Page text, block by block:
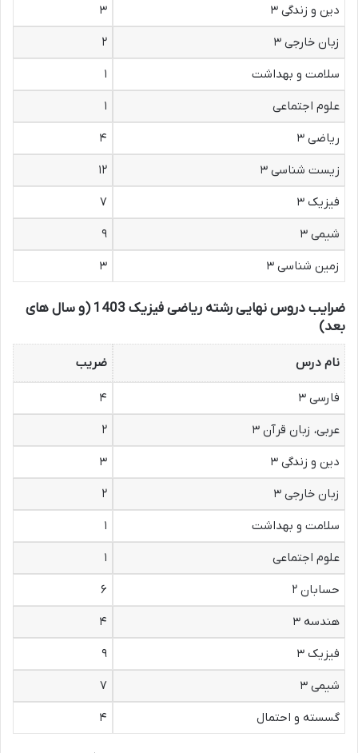
دین و زندگی ۳
۳
زبان خارجی ۳
۲
سلامت و بهداشت
۱
علوم اجتماعی
۱
ریاضی ۳
۴
زیست شناسی ۳
۱۲
فیزیک ۳
۷
شیمی ۳
۹
زمین شناسی ۳
۳
ضرایب دروس نهایی رشته ریاضی فیزیک 1403 (و سال های
بعد)
نام درس ضریب
فارسی ۳
۴
عربی، زبان قرآن ۳
۲
دین و زندگی ۳
۳
زبان خارجی ۳
۲
سلامت و بهداشت
۱
علوم اجتماعی
۱
حسابان ۲
۶
هندسه ۳
۴
فیزیک ۳
۹
شیمی ۳
۷
گسسته و احتمال
۴